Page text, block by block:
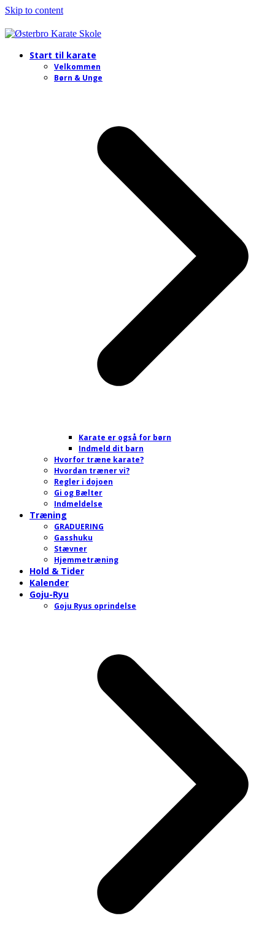
Skip to content
Start til karate
Velkommen
Børn & Unge
Karate er også for børn
Indmeld dit barn
Hvorfor træne karate?
Hvordan træner vi?
Regler i dojoen
Gi og Bælter
Indmeldelse
Træning
GRADUERING
Gasshuku
Stævner
Hjemmetræning
Hold & Tider
Kalender
Goju-Ryu
Goju Ryus oprindelse